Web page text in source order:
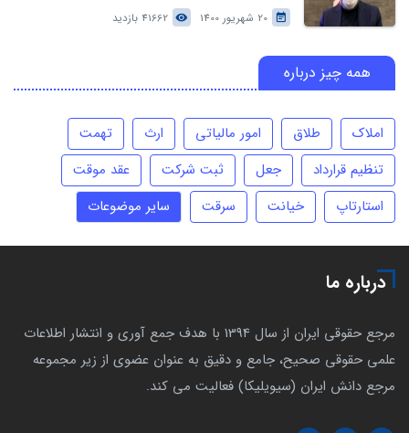
20 شهریور 1400 41662 بازدید
همه چیز درباره
املاک طلاق امور مالیاتی ارث
تهمت
تنظیم قرارداد
جعل ثبت شرکت
عقد موقت
استارتاپ
خیانت سرقت سایر موضوعات
درباره ما
مرجع حقوقی ایران از سال 1394 با هدف جمع آوری و انتشار اطلاعات
علمی حقوقی صحیح، جامع و دقیق به عنوان عضوی از زیر مجموعه
مرجع دانش ایران (سیویلیکا) فعالیت می کند.